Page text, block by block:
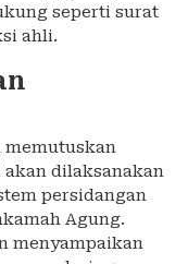
seperti surat
ahli.
memutuskan
dilaksanakan
persidangan
Agung.
menyampaikan